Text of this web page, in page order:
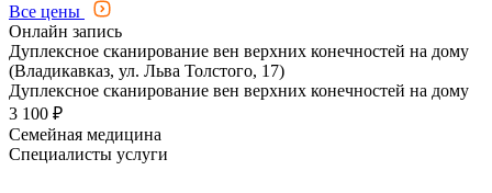
Все цены
Онлайн запись
Дуплексное сканирование вен верхних конечностей на дому
(Владикавказ, ул. Льва Толстого, 17)
Дуплексное сканирование вен верхних конечностей на дому
3 100 ₽
Семейная медицина
Специалисты услуги